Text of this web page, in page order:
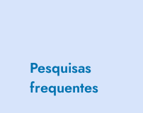
Pesquisas
frequentes